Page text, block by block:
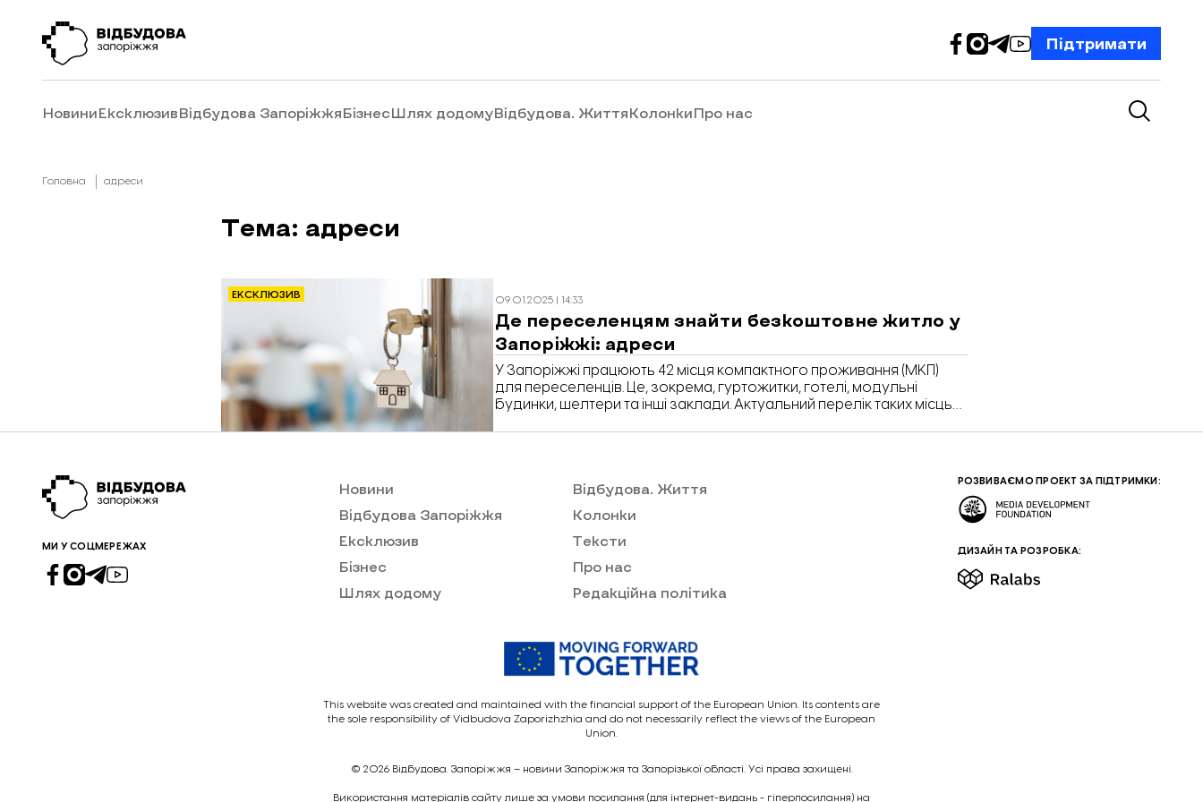
Підтримати
НовиниЕксклюзивВідбудова ЗапоріжжяБізнесШлях додомуВідбудова. ЖиттяКолонкиПро нас
Головна адреси
Тема: адреси
ЕКСКЛЮЗИВ 09.01.2025 | 14:33
Де переселенцям знайти безкоштовне житло у
Запоріжжі: адреси
У Запоріжжі працюють 42 місця компактного проживання (МКП)
для переселенців. Це, зокрема, гуртожитки, готелі, модульні
будинки, шелтери та інші заклади. Актуальний перелік таких місць
МИ У СОЦМЕРЕЖАХ
Новини
Відбудова Запоріжжя
Ексклюзив
Бізнес
Шлях додому
Відбудова. Життя
Колонки
Тексти
Про нас
Редакційна політика
РОЗВИВАЄМО ПРОЕКТ ЗА ПІДТРИМКИ:
ДИЗАЙН ТА РОЗРОБКА:
This website was created and maintained with the financial support of the European Union. Its contents are
the sole responsibility of Vidbudova Zaporizhzhia and do not necessarily reflect the views of the European
Union.
© 2026 Відбудова. Запоріжжя – новини Запоріжжя та Запорізької області. Усі права захищені.
Викориcтання матеріалів сайту лише за умови посилання (для інтернет-видань - гіперпосилання) на